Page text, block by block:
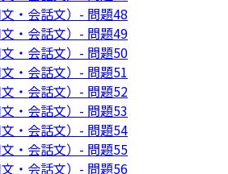
・会話文）- 問題48
・会話文）- 問題49
・会話文）- 問題50
・会話文）- 問題51
・会話文）- 問題52
・会話文）- 問題53
・会話文）- 問題54
・会話文）- 問題55
・会話文）- 問題56